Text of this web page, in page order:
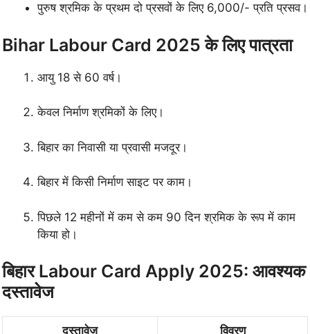
पुरुष श्रमिक के प्रथम दो प्रसवों के लिए 6,000/- प्रति प्रसव।
Bihar Labour Card 2025 के लिए पात्रता
आयु 18 से 60 वर्ष।
केवल निर्माण श्रमिकों के लिए।
बिहार का निवासी या प्रवासी मजदूर।
बिहार में किसी निर्माण साइट पर काम।
पिछले 12 महीनों में कम से कम 90 दिन श्रमिक के रूप में काम
किया हो।
बिहार Labour Card Apply 2025: आवश्यक
दस्तावेज
दस्तावेज़ विवरण